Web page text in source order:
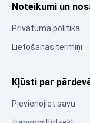
Noteikumi un
Privātuma politika
Lietošanas termiņi
Kļūsti par
Pievienojiet savu